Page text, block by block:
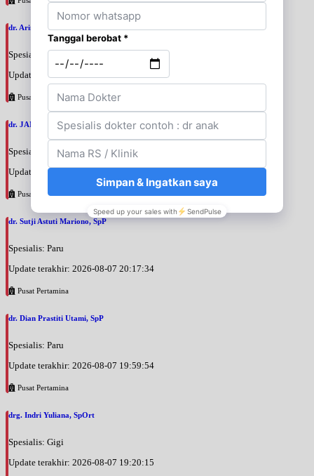
dr. Arini Purwono, SpP
Spesialis: Paru
Update terakhir: 2026-08-07 20:25:58
Pusat Pertamina
dr. JANUAR HABIBI, SpP
Spesialis: Paru
Update terakhir: 2026-08-07 20:23:50
Pusat Pertamina
dr. Sutji Astuti Mariono, SpP
Spesialis: Paru
Update terakhir: 2026-08-07 20:17:34
Pusat Pertamina
dr. Dian Prastiti Utami, SpP
Spesialis: Paru
Update terakhir: 2026-08-07 19:59:54
Pusat Pertamina
drg. Indri Yuliana, SpOrt
Spesialis: Gigi
Update terakhir: 2026-08-07 19:20:15